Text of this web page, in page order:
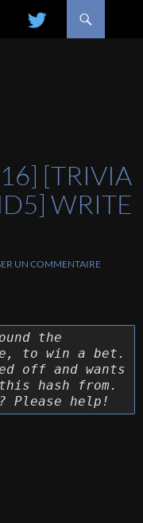
[TRIVIA
WRITE
UN COMMENTAIRE
the
to win a bet.
off and wants
hash from.
Please help!
[Trivia 19 – Smallest